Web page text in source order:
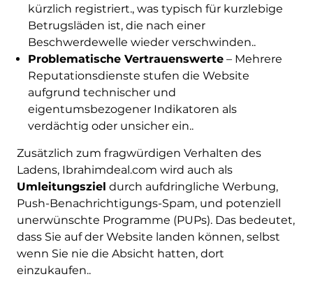
kürzlich registriert., was typisch für kurzlebige
Betrugsläden ist, die nach einer
Beschwerdewelle wieder verschwinden..
Problematische Vertrauenswerte– Mehrere
Reputationsdienste stufen die Website
aufgrund technischer und
eigentumsbezogener Indikatoren als
verdächtig oder unsicher ein..
Zusätzlich zum fragwürdigen Verhalten des
Ladens, Ibrahimdeal.com wird auch als
Umleitungsziel durch aufdringliche Werbung,
Push-Benachrichtigungs-Spam, und potenziell
unerwünschte Programme (PUPs). Das bedeutet,
dass Sie auf der Website landen können, selbst
wenn Sie nie die Absicht hatten, dort
einzukaufen..